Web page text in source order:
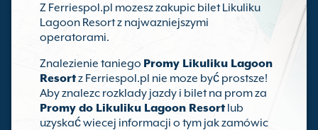
Z Ferriespol.pl mozesz zakupic bilet Likuliku
Lagoon Resort z najwazniejszymi
operatorami.
Znalezienie taniego Promy Likuliku Lagoon
Resortz Ferriespol.pl nie moze być prostsze!
Aby znalezc rozklady jazdy i bilet na prom za
Promy do Likuliku Lagoon Resort lub
uzyskać wiecej informacji o tym jak zamówic